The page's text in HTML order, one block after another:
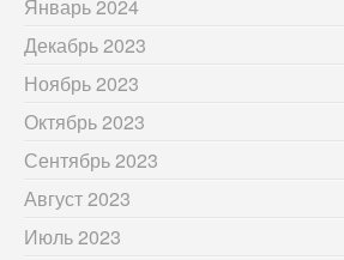
Январь 2024
Декабрь 2023
Ноябрь 2023
Октябрь 2023
Сентябрь 2023
Август 2023
Июль 2023